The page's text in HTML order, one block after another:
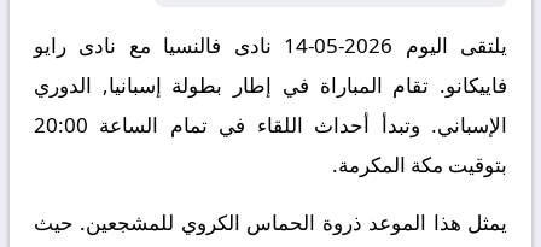
يلتقى اليوم 2026-05-14 نادى فالنسيا مع نادى رايو
فاييكانو. تقام المباراة في إطار بطولة إسبانيا, الدوري
الإسباني. وتبدأ أحداث اللقاء في تمام الساعة 20:00
بتوقيت مكة المكرمة.
يمثل هذا الموعد ذروة الحماس الكروي للمشجعين. حيث